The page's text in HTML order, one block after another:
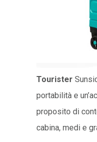
Tourister
portabilità e
proposito di
cabina, medi e